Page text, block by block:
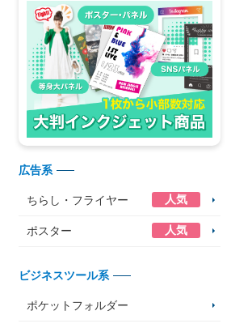
広告系
ちらし・フライヤー 人気
ポスター 人気
ビジネスツール系
ポケットフォルダー